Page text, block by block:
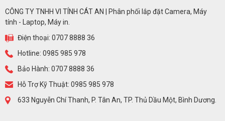
CÔNG TY TNHH VI TÍNH CÁT AN | Phân phối lắp đặt Camera, Máy
tính - Laptop, Máy in.
Điện thoại: 0707 8888 36
Hotline: 0985 985 978
Bảo Hành: 0707 8888 36
Hỗ Trợ Kỹ Thuật: 0985 985 978
633 Nguyễn Chí Thanh, P. Tân An, TP. Thủ Dầu Một, Bình Dương.